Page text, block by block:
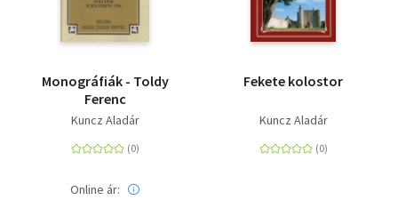
Monográfiák - Toldy
Ferenc
Kuncz Aladár
Online ár:
Fekete kolostor
Kuncz Aladár